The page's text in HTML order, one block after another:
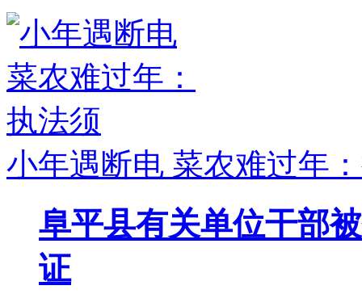
小年遇断电 菜农难过年
阜平县有关单位干部
证